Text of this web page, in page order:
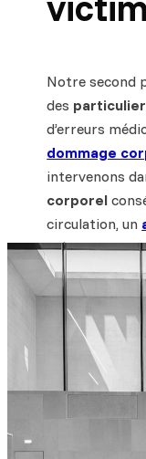
Notre second
des
d’erreurs
dommage
intervenons
corporel
circulation, un
médicale.
indemnisation
des
Avocats en cas
nous